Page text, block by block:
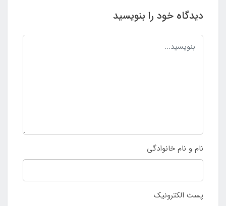
دیدگاه خود را بنویسید
نام و نام خانوادگی
پست الکترونیک